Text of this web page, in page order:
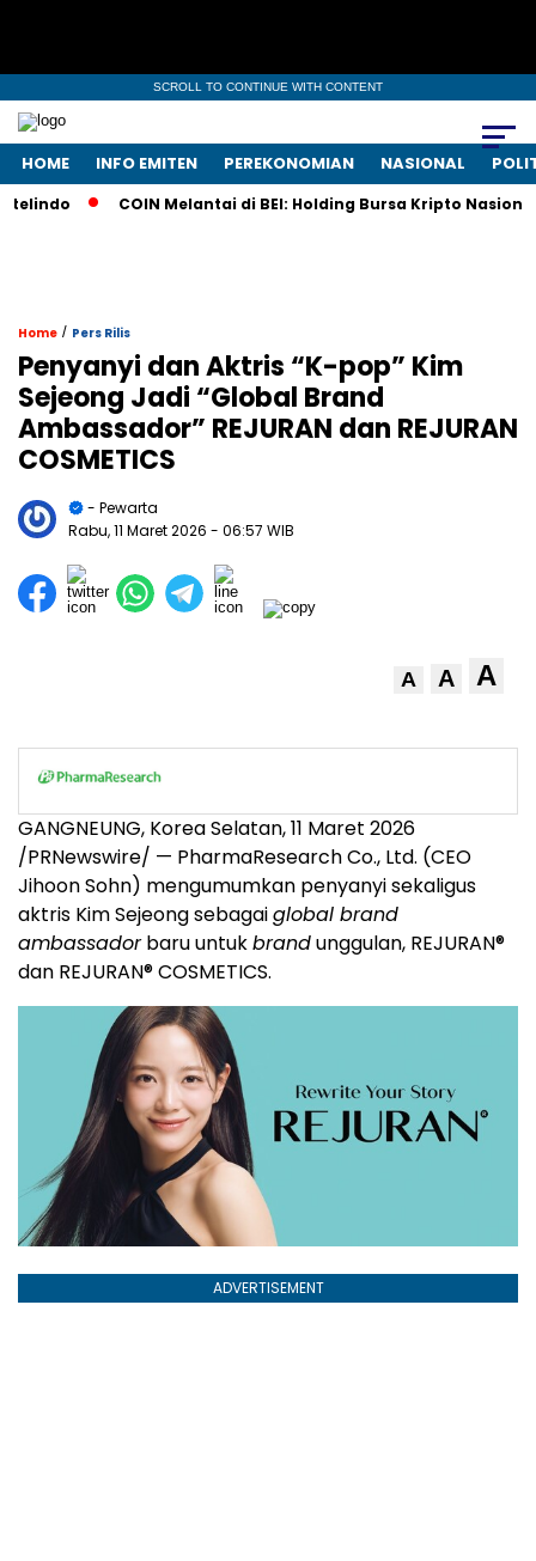
SCROLL TO CONTINUE WITH CONTENT
HOME INFO EMITEN PEREKONOMIAN NASIONAL
COIN Melantai di BEI: Holding Bursa Kripto Nasional
Home / Pers Rilis
Penyanyi dan Aktris “K-pop” Kim
Sejeong Jadi “Global Brand
Ambassador” REJURAN dan REJURAN
COSMETICS
- Pewarta
Rabu, 11 Maret 2026 - 06:57 WIB
A A A
GANGNEUNG, Korea Selatan, 11 Maret 2026
/PRNewswire/ — PharmaResearch Co., Ltd. (CEO
Jihoon Sohn) mengumumkan penyanyi sekaligus
aktris Kim Sejeong sebagaiglobal brand
ambassadorbaru untukbrandunggulan, REJURAN®
dan REJURAN® COSMETICS.
ADVERTISEMENT